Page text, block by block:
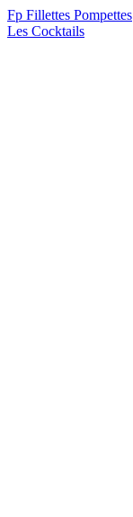
Fp Fillettes Pompettes
Les Cocktails